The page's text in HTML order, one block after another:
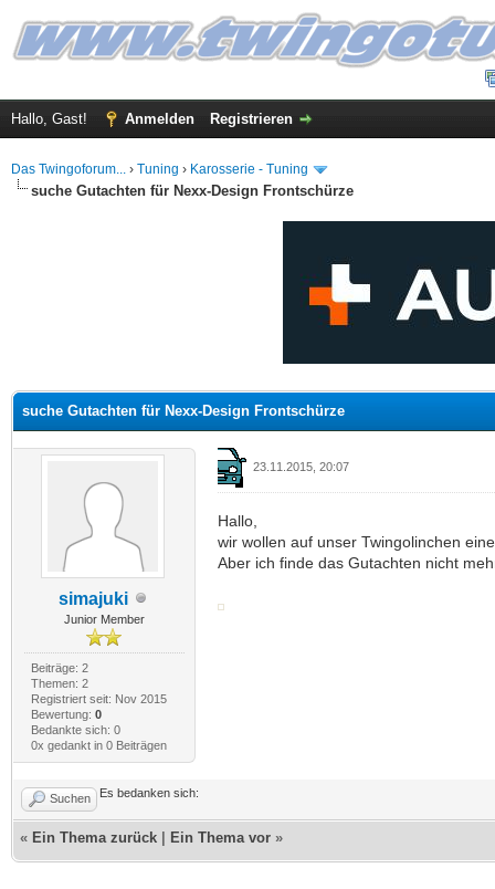
Hallo, Gast! Anmelden Registrieren
Das Twingoforum... › Tuning › Karosserie - Tuning
suche Gutachten für Nexx-Design Frontschürze
suche Gutachten für Nexx-Design Frontschürze
simajuki
Junior Member
Beiträge: 2
Themen: 2
Registriert seit: Nov 2015
Bewertung: 0
Bedankte sich: 0
0x gedankt in 0 Beiträgen
23.11.2015, 20:07
Hallo,
wir wollen auf unser Twingolinchen
Aber ich finde das Gutachten nicht
Suchen Es bedanken sich:
« Ein Thema zurück Ein Thema vor »